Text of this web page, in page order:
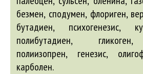
безмен, сподумен, флориген,
бутадиен, психогенезис,
полибутадиен,
полиизопрен, генезис,
карболен.